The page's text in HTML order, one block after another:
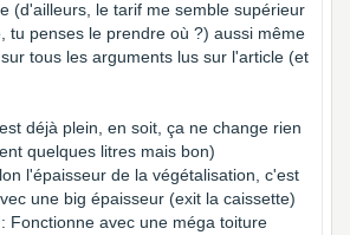
(d'ailleurs, le tarif me semble supérieur
tu penses le prendre où ?) aussi même
tous les arguments lus sur l'article (et
déjà plein, en soit, ça ne change rien
quelques litres mais bon)
l'épaisseur de la végétalisation, c'est
une big épaisseur (exit la caissette)
Fonctionne avec une méga toiture